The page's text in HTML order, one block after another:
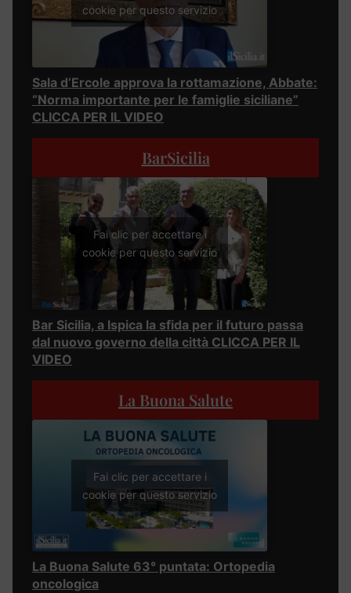
cookie per questo servizio
Sala d’Ercole approva la rottamazione, Abbate:
“Norma importante per le famiglie siciliane”
CLICCA PER IL VIDEO
BarSicilia
Fai clic per accettare i
cookie per questo servizio
Bar Sicilia, a Ispica la sfida per il futuro passa
dal nuovo governo della città CLICCA PER IL
VIDEO
La Buona Salute
Fai clic per accettare i
cookie per questo servizio
La Buona Salute 63° puntata: Ortopedia
oncologica